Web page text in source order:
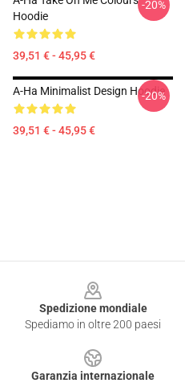
Hoodie
39,51 € - 45,95 €
-20%
A-Ha Minimalist Design Hoodie
39,51 € - 45,95 €
-20%
Spedizione mondiale
Spediamo in oltre 200 paesi
Garanzia internazionale